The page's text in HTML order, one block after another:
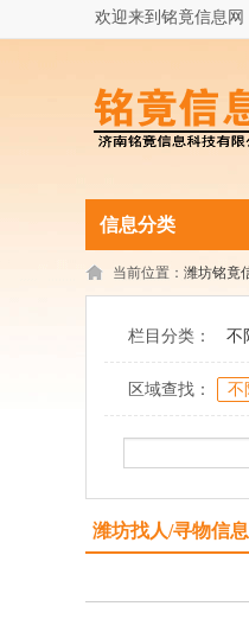
欢迎来到铭竟信息网
信息分类
当前位置： 潍坊铭竟
栏目分类： 不
区域查找： 不
潍坊找人/寻物信息